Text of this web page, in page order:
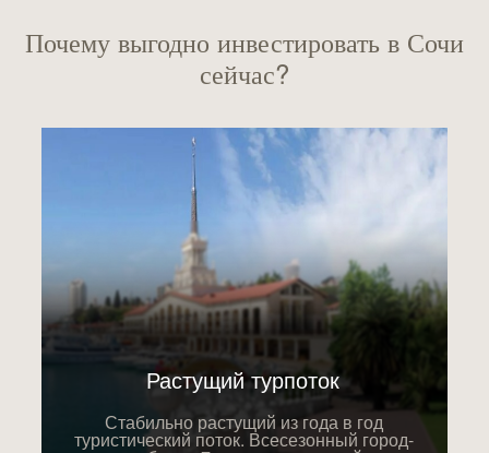
Почему выгодно инвестировать в Сочи
сейчас?
Стабильно растущий из года в год
туристический поток. Всесезонный город-
Растущий турпоток